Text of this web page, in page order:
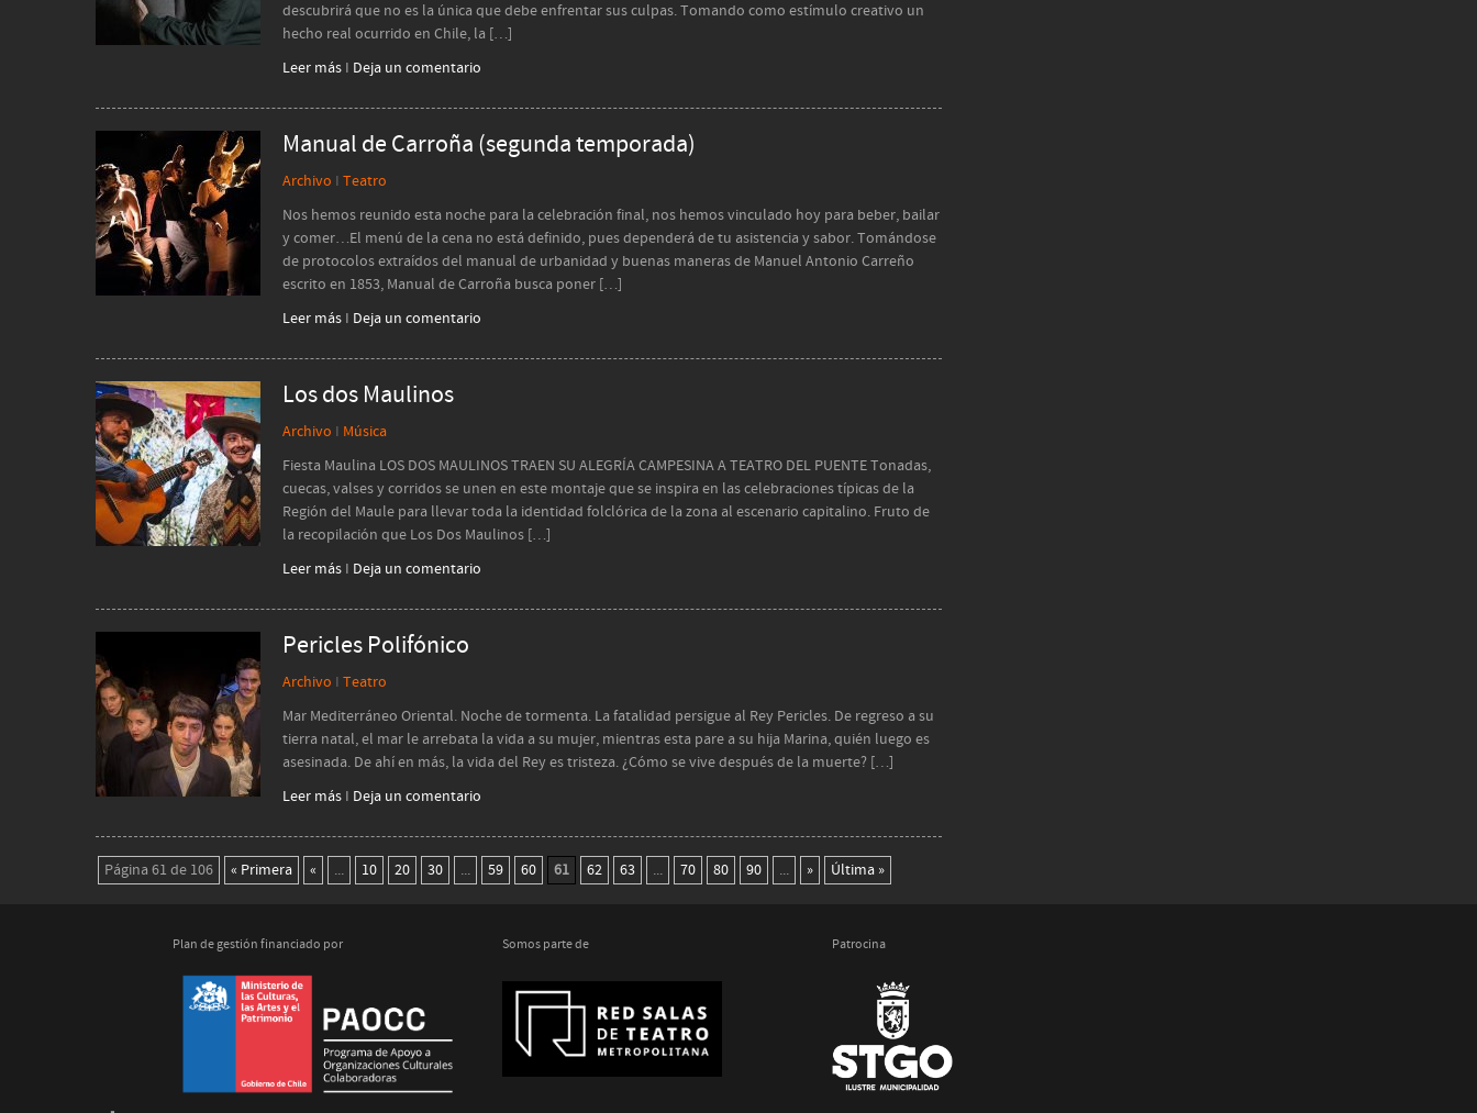
descubrirá que no es la única que debe enfrentar sus culpas. Tomando como estímulo creativo un
hecho real ocurrido en Chile, la […]
Leer más I Deja un comentario
Manual de Carroña (segunda temporada)
Archivo I Teatro
Nos hemos reunido esta noche para la celebración final, nos hemos vinculado hoy para beber, bailar
y comer…El menú de la cena no está definido, pues dependerá de tu asistencia y sabor. Tomándose
de protocolos extraídos del manual de urbanidad y buenas maneras de Manuel Antonio Carreño
escrito en 1853, Manual de Carroña busca poner […]
Leer más I Deja un comentario
Los dos Maulinos
Archivo I Música
Fiesta Maulina LOS DOS MAULINOS TRAEN SU ALEGRÍA CAMPESINA A TEATRO DEL PUENTE Tonadas,
cuecas, valses y corridos se unen en este montaje que se inspira en las celebraciones típicas de la
Región del Maule para llevar toda la identidad folclórica de la zona al escenario capitalino. Fruto de
la recopilación que Los Dos Maulinos […]
Leer más I Deja un comentario
Pericles Polifónico
Archivo I Teatro
Mar Mediterráneo Oriental. Noche de tormenta. La fatalidad persigue al Rey Pericles. De regreso a su
tierra natal, el mar le arrebata la vida a su mujer, mientras esta pare a su hija Marina, quién luego es
asesinada. De ahí en más, la vida del Rey es tristeza. ¿Cómo se vive después de la muerte? […]
Leer más I Deja un comentario
Página 61 de 106 « Primera « ... 10 20 30 ... 59 60 61 62 63 ... 70 80 90 ... » Última »
Plan de gestión financiado por Somos parte de Patrocina